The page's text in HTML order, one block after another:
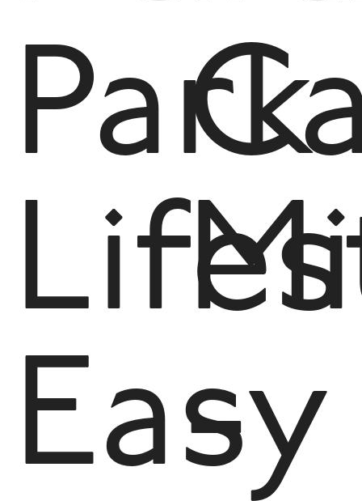
Park
Easy
-